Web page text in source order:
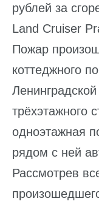
рублей за
Land Cruiser
Пожар
коттеджного
трёхэтажного
одноэтажная
рядом с ней
Рассмотрев